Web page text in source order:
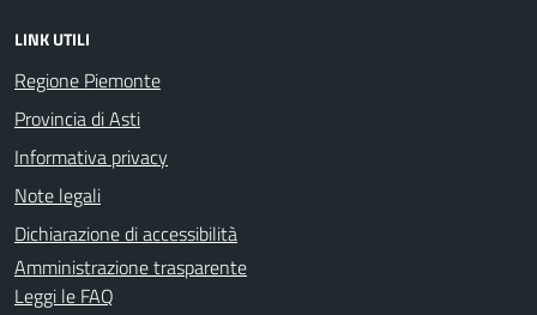
LINK UTILI
Regione Piemonte
Provincia di Asti
Informativa privacy
Note legali
Dichiarazione di accessibilità
Amministrazione trasparente
Leggi le FAQ